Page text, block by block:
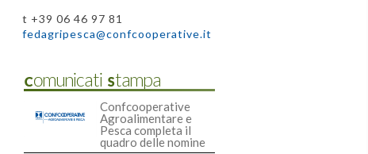
t +39 06 46 97 81
fedagripesca@confcooperative.it
Comunicati Stampa
Confcooperative
Agroalimentare e
Pesca completa il
quadro delle nomine